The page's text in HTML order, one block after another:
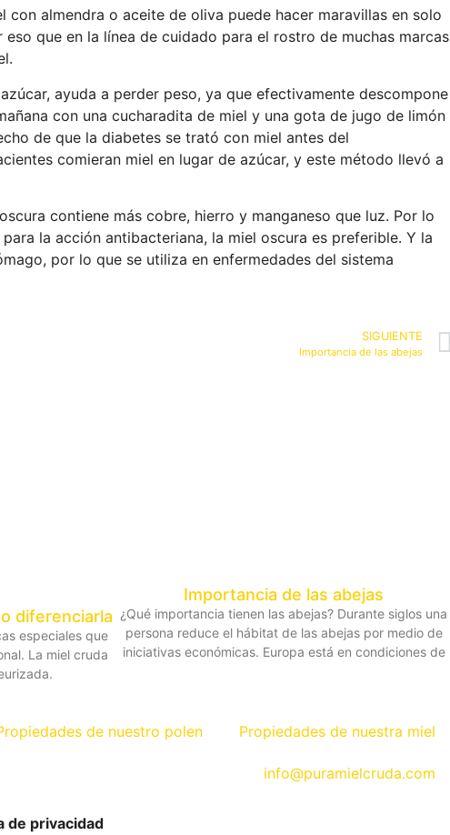
almendra o aceite de oliva puede hacer maravillas en solo
que en la línea de cuidado para el rostro de muchas marcas
ayuda a perder peso, ya que efectivamente descompone
con una cucharadita de miel y una gota de jugo de limón
de que la diabetes se trató con miel antes del
comieran miel en lugar de azúcar, y este método llevó a
contiene más cobre, hierro y manganeso que luz. Por lo
la acción antibacteriana, la miel oscura es preferible. Y la
por lo que se utiliza en enfermedades del sistema
SIGUIENTE
Importancia de las abejas
diferenciarla
especiales que
La miel cruda
Importancia de las abejas
¿Qué importancia tienen las abejas? Durante siglos una
persona reduce el hábitat de las abejas por medio de
iniciativas económicas. Europa está en condiciones de
de nuestro polen Propiedades de nuestra miel
info@puramielcruda.com
de privacidad